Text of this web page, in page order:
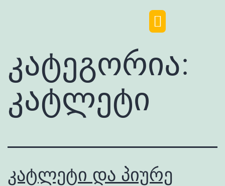
კატეგორია:
კატლეტი
კატლეტი და პიურე